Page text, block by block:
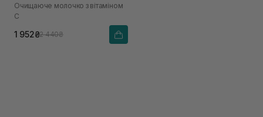
Очищаюче молочко з вітаміном
С
1 952₴2 440₴